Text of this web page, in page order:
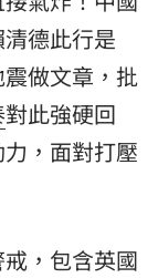
德此行是
震做文章，批
對此強硬回
，面對打壓
，包含英國